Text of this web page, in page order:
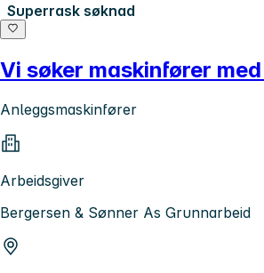
Superrask søknad
Vi søker maskinfører
Anleggsmaskinfører
Arbeidsgiver
Bergersen & Sønner As Grunnarbeid